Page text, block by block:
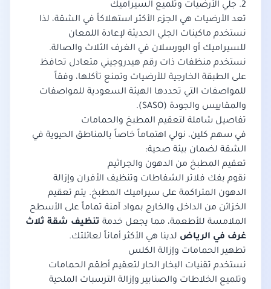
2. جلي الأرضيات وتلميع السيراميك
تعد الأرضيات هي الجزء الأكثر استهلاكاً في الشقة، لذا
نستخدم ماكينات الجلي الحديثة لإعادة اللمعان
للسيراميك أو البورسلان في الغرف الثلاث والصالة.
نستخدم منظفات ذات رقم هيدروجيني متعادل تحافظ
على الطبقة الخارجية للأرضيات وتمنع تآكلها، وفقاً
للمواصفات التي تحددها الهيئة السعودية للمواصفات
والمقاييس والجودة (SASO)
.
تفاصيل شاملة لتعقيم المطبخ والحمامات
في سهم كلين، نولي اهتماماً خاصاً بالمناطق الحيوية في
الشقة لضمان بيئة صحية:
تعقيم المطبخ من الدهون والجراثيم
نقوم بفك فلاتر الشفاطات وتنظيف الأفران وإزالة
الدهون المتراكمة على سيراميك المطبخ. يتم تعقيم
الخزائن من الداخل والخارج بمواد آمنة تماماً على الأسطح
الملامسة للأطعمة، مما يجعل خدمة تنظيف شقة ثلاث
غرف في الرياض لدينا هي الأكثر أماناً لعائلتك.
تطهير الحمامات وإزالة الكلس
نستخدم تقنيات البخار الحار لتعقيم أطقم الحمامات
وتلميع الخلاطات والصنابير وإزالة الترسبات الملحية